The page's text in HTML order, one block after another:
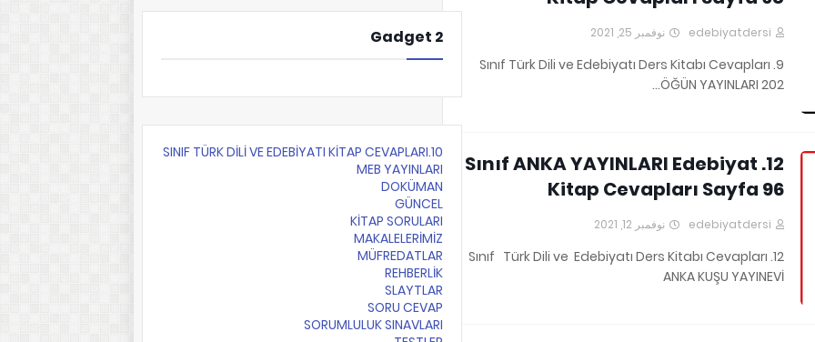
edebiyatdersi نوفمبر 25, 2021
9. Sınıf Türk Dili ve Edebiyatı Ders Kitabı Cevapları
ÖĞÜN YAYINLARI 202…
12. Sınıf ANKA YAYINLARI Edebiyat
Kitap Cevapları Sayfa 96
edebiyatdersi نوفمبر 12, 2021
12. Sınıf Türk Dili ve Edebiyatı Ders Kitabı Cevapları
ANKA KUŞU YAYINEVİ
Gadget 2
10.SINIF TÜRK DİLİ VE EDEBİYATI KİTAP CEVAPLARI
MEB YAYINLARI
DOKÜMAN
GÜNCEL
KİTAP SORULARI
MAKALELERİMİZ
MÜFREDATLAR
REHBERLİK
SLAYTLAR
SORU CEVAP
SORUMLULUK SINAVLARI